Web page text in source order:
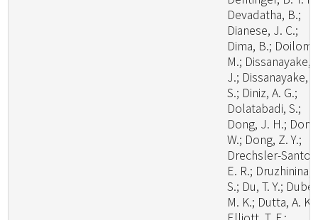
Devadatha, B.;
Dianese, J. C.;
Dima, B.; Doilom,
M.; Dissanayake,
J.; Dissanayake,
S.; Diniz, A. G.;
Dolatabadi, S.;
Dong, J. H.;
W.; Dong, Z. Y.;
Drechsler-
E. R.; Druzhinina,
S.; Du, T. Y.;
M. K.; Dutta, A. K.;